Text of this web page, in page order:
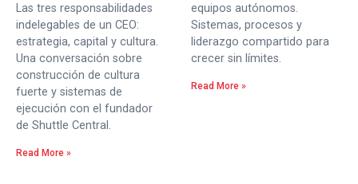
Las tres responsabilidades
indelegables de un CEO:
estrategia, capital y cultura.
Una conversación sobre
construcción de cultura
fuerte y sistemas de
ejecución con el fundador
de Shuttle Central.
Read More »
equipos autónomos.
Sistemas, procesos y
liderazgo compartido para
crecer sin límites.
Read More »